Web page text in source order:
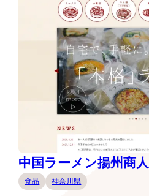
中国ラーメン揚州商人
食品 神奈川県